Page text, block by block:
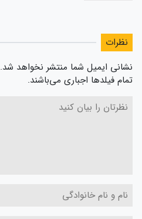
نظرات
نشانی ایمیل شما منتشر نخواهد شد.
تمام فیلدها اجباری می‌باشند.